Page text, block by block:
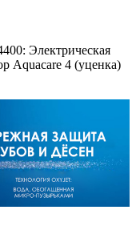
Электрическая
Aquacare 4 (уценка)